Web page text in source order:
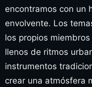
encontramos con un
envolvente. Los
los propios
llenos de ritmos
instrumentos
crear una atmósfera